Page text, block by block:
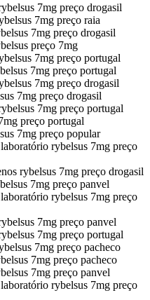
7mg preço drogasil
7mg preço raia
7mg preço drogasil
preço 7mg
7mg preço portugal
7mg preço portugal
7mg preço drogasil
7mg preço drogasil
7mg preço portugal
preço portugal
7mg preço popular
rybelsus 7mg preço
rybelsus 7mg preço drogasil
7mg preço panvel
rybelsus 7mg preço
7mg preço panvel
7mg preço portugal
7mg preço pacheco
7mg preço pacheco
7mg preço panvel
rybelsus 7mg preço